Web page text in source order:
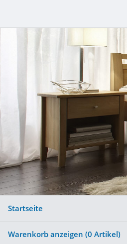
Startseite
Warenkorb anzeigen (0 Artikel)